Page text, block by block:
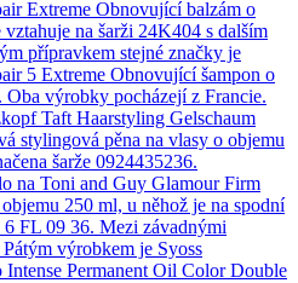
Extreme Obnovující balzám o
na šarži 24K404 s dalším
přípravkem stejné značky je
5 Extreme Obnovující šampon o
výrobky pocházejí z Francie.
Taft Haarstyling Gelschaum
stylingová pěna na vlasy o objemu
šarže 0924435236.
na Toni and Guy Glamour Firm
250 ml, u něhož je na spodní
FL 09 36. Mezi závadnými
výrobkem je Syoss
Intense Permanent Oil Color Double